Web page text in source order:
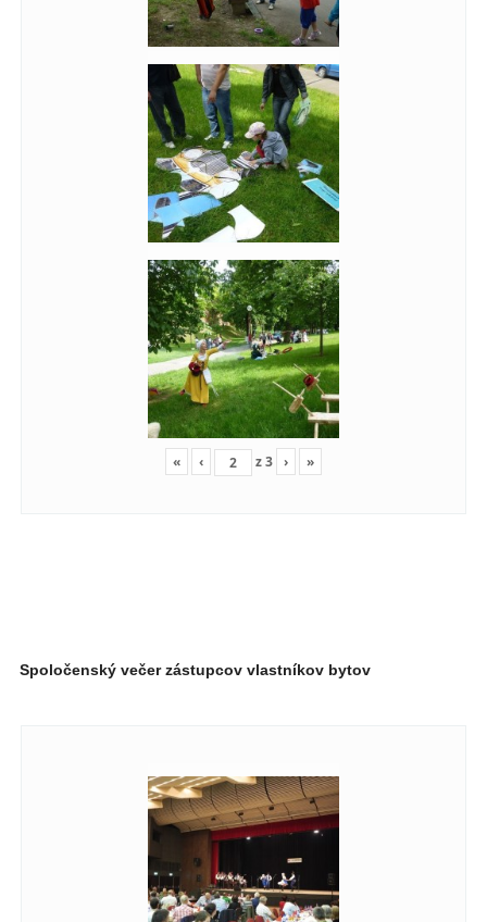
« ‹ z3 › »
Spoločenský večer zástupcov vlastníkov bytov